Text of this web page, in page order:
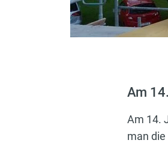
Am
Am 14.
man